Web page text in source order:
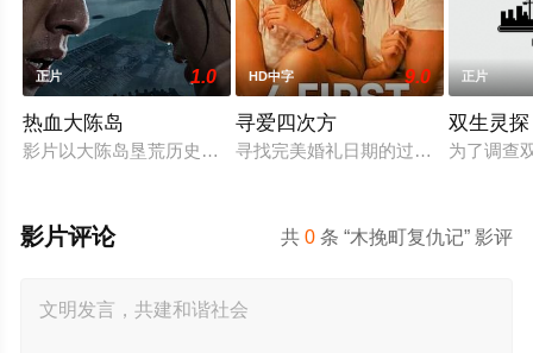
正片 1.0
热血大陈岛
影片以大陈岛垦荒历史为创作底色，在尊重历史真实性的前提
HD中字 9.0
寻爱四次方
寻找完美婚礼日期的过程，扎拉经
正片
双生灵探
为了调查
共0 条 “木挽町复仇记” 影评
影片评论